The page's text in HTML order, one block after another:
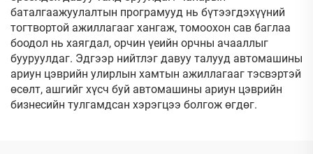
баталгаажуулалтын програмууд нь бүтээгдэхүүний
тогтвортой ажиллагааг хангаж, томоохон сав баглаа
боодол нь хаягдал, орчин үеийн орчны ачааллыг
бууруулдаг. Эдгээр нийтлэг давуу талууд автомашины
ариун цэврийн улирлын хамтын ажиллагааг тэсвэртэй
өсөлт, ашгийг хүсч буй автомашины ариун цэврийн
бизнесийн тулгамдсан хэрэгцээ болгож өгдөг.